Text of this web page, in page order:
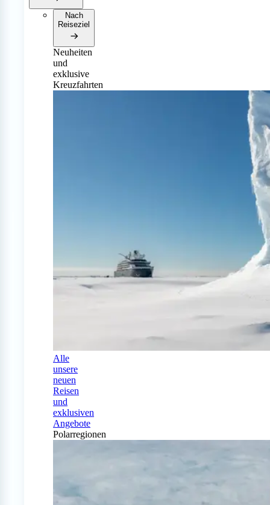
Nach
Reiseziel
Neuheiten
und
exklusive
Kreuzfahrten
Alle
unsere
neuen
Reisen
und
exklusiven
Angebote
Polarregionen